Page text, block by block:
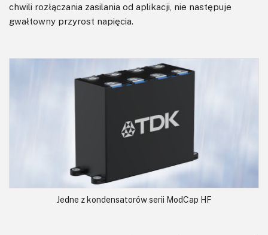
chwili rozłączania zasilania od aplikacji, nie następuje
gwałtowny przyrost napięcia.
Jedne z kondensatorów serii ModCap HF